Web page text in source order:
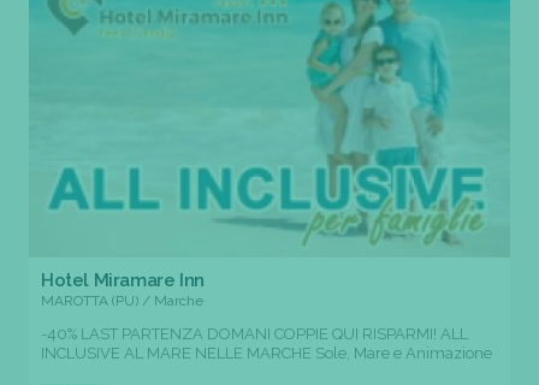
Hotel Miramare Inn
MAROTTA (PU) / Marche
-40% LAST PARTENZA DOMANI COPPIE QUI RISPARMI! ALL
INCLUSIVE AL MARE NELLE MARCHE Sole, Mare e Animazione